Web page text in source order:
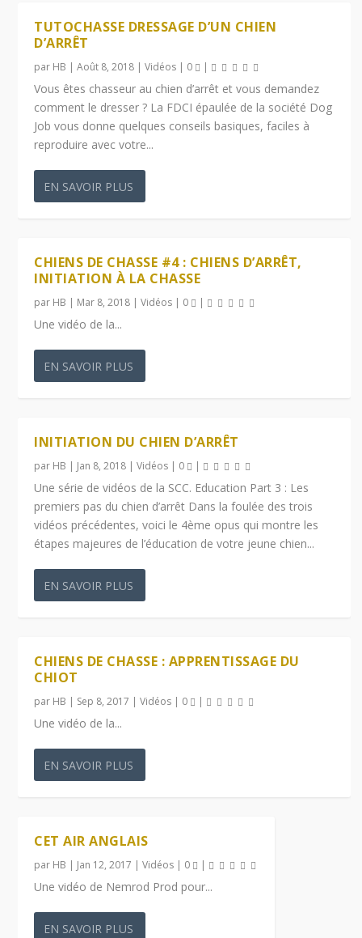
TUTOCHASSE DRESSAGE D’UN CHIEN
D’ARRÊT
par HB |Août 8, 2018 |Vidéos | 0 |
Vous êtes chasseur au chien d’arrêt et vous demandez
comment le dresser ? La FDCI épaulée de la société Dog
Job vous donne quelques conseils basiques, faciles à
reproduire avec votre...
EN SAVOIR PLUS
CHIENS DE CHASSE #4 : CHIENS D’ARRÊT,
INITIATION À LA CHASSE
par HB | Mar 8, 2018 |Vidéos | 0 |
Une vidéo de la...
EN SAVOIR PLUS
INITIATION DU CHIEN D’ARRÊT
par HB | Jan 8, 2018 |Vidéos | 0 |
Une série de vidéos de la SCC. Education Part 3 : Les
premiers pas du chien d’arrêt Dans la foulée des trois
vidéos précédentes, voici le 4ème opus qui montre les
étapes majeures de l’éducation de votre jeune chien...
EN SAVOIR PLUS
CHIENS DE CHASSE : APPRENTISSAGE DU
CHIOT
par HB | Sep 8, 2017 |Vidéos | 0 |
Une vidéo de la...
EN SAVOIR PLUS
CET AIR ANGLAIS
par HB | Jan 12, 2017 |Vidéos | 0 |
Une vidéo de Nemrod Prod pour...
EN SAVOIR PLUS